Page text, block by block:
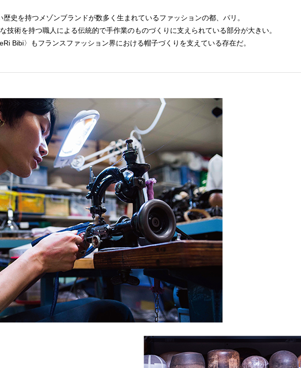
歴史を持つメゾンブランドが数多く生まれているファッションの都、パリ。
技術を持つ職人による伝統的で手作業のものづくりに支えられている部分が大きい。
Bibi〉もフランスファッション界における帽子づくりを支えている存在だ。